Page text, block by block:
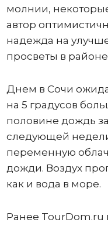
молнии,
автор
надежда на
просветы в
Днем в Сочи
на 5 градусов
половине дождь
следующей
переменную
дожди. Воздух
как и вода в море.
Ранее TourDom.ru